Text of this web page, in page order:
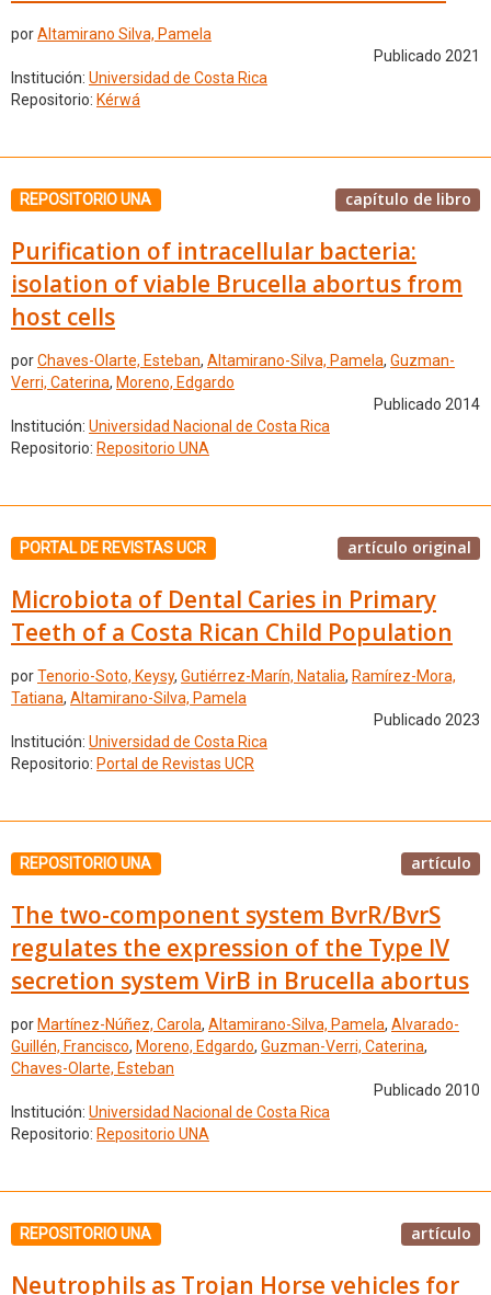
porAltamirano Silva, Pamela
Publicado 2021
Institución: Universidad de Costa Rica
Repositorio: Kérwá
REPOSITORIO UNA capítulo de libro
Purification of intracellular bacteria:
isolation of viable Brucella abortus from
host cells
porChaves-Olarte, Esteban, Altamirano-Silva, Pamela, Guzman-
Verri, Caterina, Moreno, Edgardo
Publicado 2014
Institución: Universidad Nacional de Costa Rica
Repositorio: Repositorio UNA
PORTAL DE REVISTAS UCR artículo original
Microbiota of Dental Caries in Primary
Teeth of a Costa Rican Child Population
porTenorio-Soto, Keysy, Gutiérrez-Marín, Natalia, Ramírez-Mora,
Tatiana, Altamirano-Silva, Pamela
Publicado 2023
Institución: Universidad de Costa Rica
Repositorio: Portal de Revistas UCR
REPOSITORIO UNA artículo
The two-component system BvrR/BvrS
regulates the expression of the Type IV
secretion system VirB in Brucella abortus
por Martínez-Núñez, Carola, Altamirano-Silva, Pamela, Alvarado-
Guillén, Francisco, Moreno, Edgardo, Guzman-Verri, Caterina,
Chaves-Olarte, Esteban
Publicado 2010
Institución: Universidad Nacional de Costa Rica
Repositorio: Repositorio UNA
REPOSITORIO UNA artículo
Neutrophils as Trojan Horse vehicles for